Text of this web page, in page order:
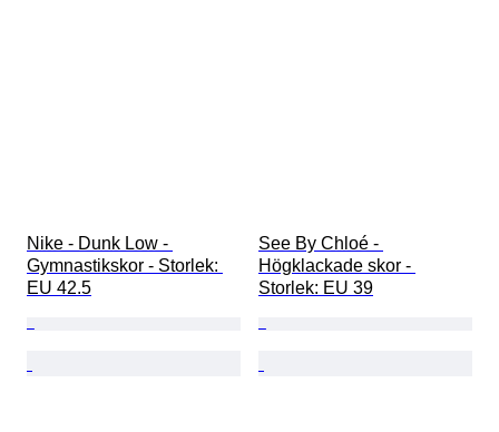
Nike - Dunk Low -
Gymnastikskor - Storlek:
EU 42.5
See By Chloé -
Högklackade skor -
Storlek: EU 39